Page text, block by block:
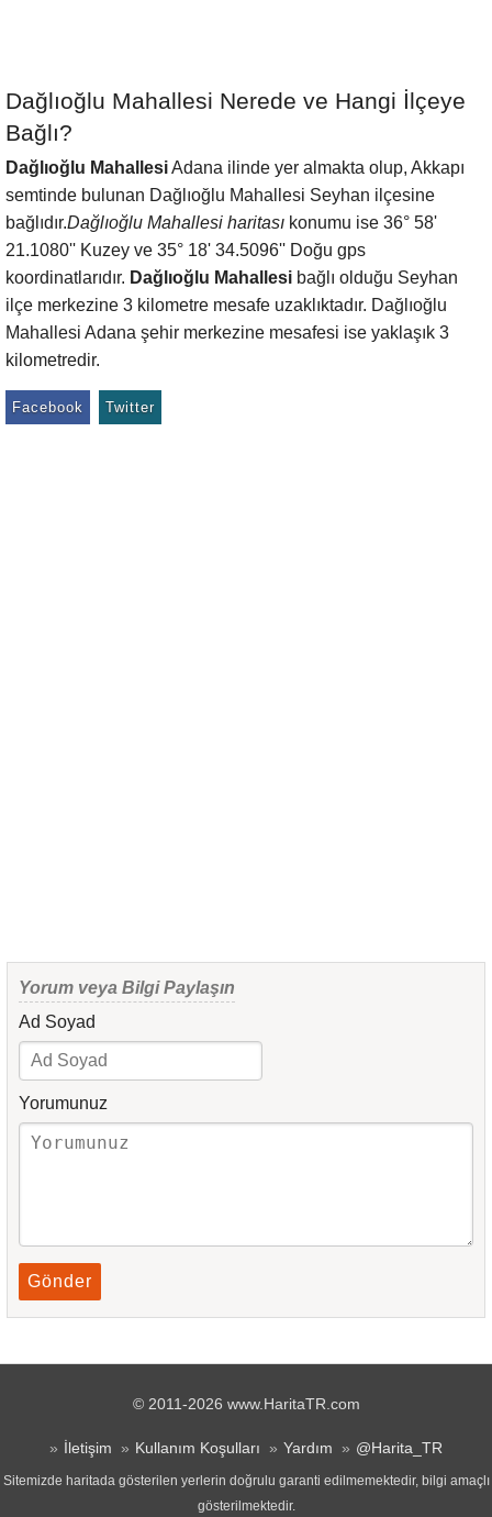
Dağlıoğlu Mahallesi Nerede ve Hangi İlçeye
Bağlı?
Dağlıoğlu MahallesiAdana ilinde yer almakta olup, Akkapı
semtinde bulunan Dağlıoğlu Mahallesi Seyhan ilçesine
bağlıdır.Dağlıoğlu Mahallesi haritası konumu ise 36° 58'
21.1080'' Kuzey ve 35° 18' 34.5096'' Doğu gps
koordinatlarıdır. Dağlıoğlu Mahallesi bağlı olduğu Seyhan
ilçe merkezine 3 kilometre mesafe uzaklıktadır. Dağlıoğlu
Mahallesi Adana şehir merkezine mesafesi ise yaklaşık 3
kilometredir.
Facebook Twitter
Yorum veya Bilgi Paylaşın
Ad Soyad
Yorumunuz
Gönder
© 2011-2026 www.HaritaTR.com
İletişim Kullanım Koşulları Yardım @Harita_TR
Sitemizde haritada gösterilen yerlerin doğrulu garanti edilmemektedir, bilgi amaçlı
gösterilmektedir.